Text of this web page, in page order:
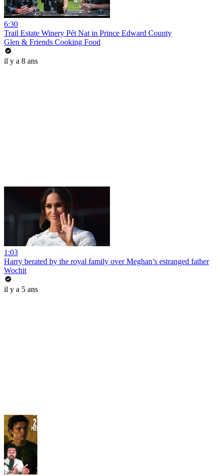
6:30
Trail Estate Winery Pét Nat in Prince Edward County
Glen & Friends Cooking Food
il y a 8 ans
1:03
Harry berated by the royal family over Meghan’s estranged father
Wochit
il y a 5 ans